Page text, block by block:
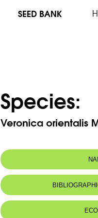
SEED BANK
Species:
Veronica orientalis
Arabic name: شرقية